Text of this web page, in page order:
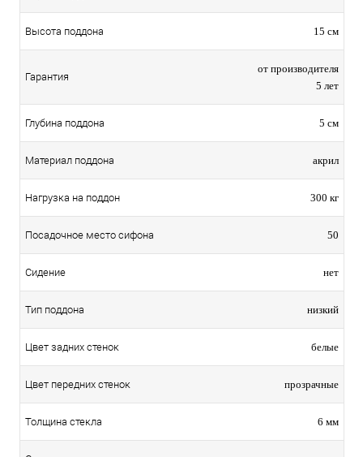
Высота поддона 15 см
Гарантия
от производителя
5 лет
Глубина поддона 5 см
Материал поддона акрил
Нагрузка на поддон 300 кг
Посадочное место сифона 50
Сидение нет
Тип поддона низкий
Цвет задних стенок белые
Цвет передних стенок прозрачные
Толщина стекла 6 мм